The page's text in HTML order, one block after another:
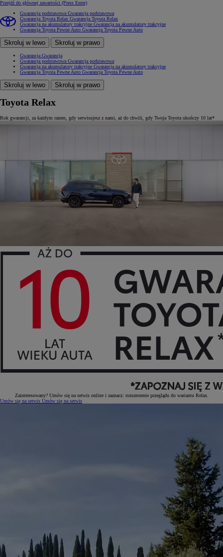
Przejdź do głównej zawartości (Press Enter)
Gwarancja podstawowa Gwarancja podstawowa
Gwarancja Toyota Relax Gwarancja Toyota Relax
Gwarancja na akumulatory trakcyjne Gwarancja na akumulatory trakcyjne
Gwarancja Toyota Pewne Auto Gwarancja Toyota Pewne Auto
Skroluj w lewo Skroluj w prawo
Gwarancja Gwarancja
Gwarancja podstawowa Gwarancja podstawowa
Gwarancja na akumulatory trakcyjne Gwarancja na akumulatory trakcyjne
Gwarancja Toyota Pewne Auto Gwarancja Toyota Pewne Auto
Skroluj w lewo Skroluj w prawo
Toyota Relax
Rok gwarancji, za każdym razem, gdy serwisujesz z nami, aż do chwili, gdy Twoja Toyota ukończy 10 lat*
Zainteresowany? Umów się na serwis online i zaznacz: rozszerzenie przeglądu do wariantu Relax.
Umów się na serwis Umów się na serwis